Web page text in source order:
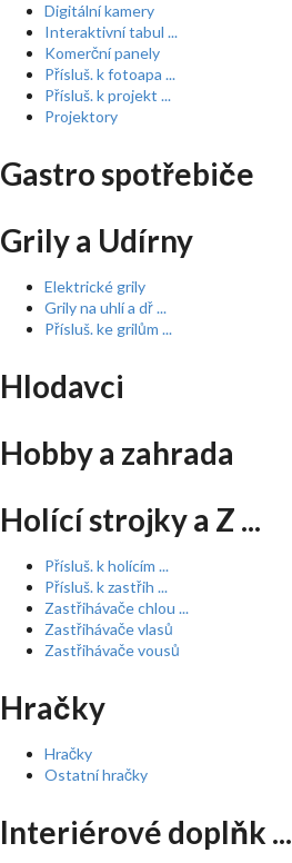
Digitální kamery
Interaktivní tabul ...
Komerční panely
Přísluš. k fotoapa ...
Přísluš. k projekt ...
Projektory
Gastro spotřebiče
Grily a Udírny
Elektrické grily
Grily na uhlí a dř ...
Přísluš. ke grilům ...
Hlodavci
Hobby a zahrada
Holící strojky a Z ...
Přísluš. k holícím ...
Přísluš. k zastřih ...
Zastřihávače chlou ...
Zastřihávače vlasů
Zastřihávače vousů
Hračky
Hračky
Ostatní hračky
Interiérové doplňk ...